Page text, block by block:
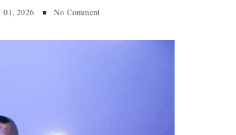
01, 2026 No Comment